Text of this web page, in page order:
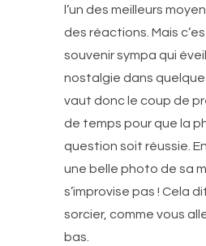
l’un des meilleurs
des réactions. Mais
souvenir sympa qui
nostalgie dans
vaut donc le coup de
de temps pour que la
question soit réussie.
une belle photo de sa
s’improvise pas ! Cela
sorcier, comme vous
bas.